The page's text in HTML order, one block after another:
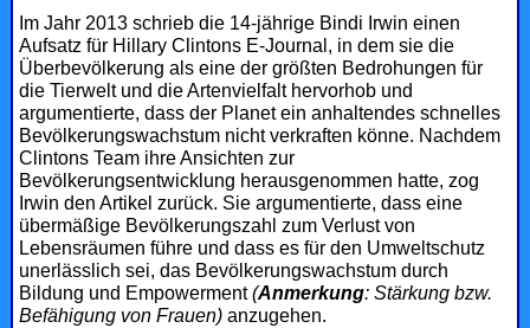
Im Jahr 2013 schrieb die 14-jährige Bindi Irwin einen
Aufsatz für Hillary Clintons E-Journal, in dem sie die
Überbevölkerung als eine der größten Bedrohungen für
die Tierwelt und die Artenvielfalt hervorhob und
argumentierte, dass der Planet ein anhaltendes schnelles
Bevölkerungswachstum nicht verkraften könne. Nachdem
Clintons Team ihre Ansichten zur
Bevölkerungsentwicklung herausgenommen hatte, zog
Irwin den Artikel zurück. Sie argumentierte, dass eine
übermäßige Bevölkerungszahl zum Verlust von
Lebensräumen führe und dass es für den Umweltschutz
unerlässlich sei, das Bevölkerungswachstum durch
Bildung und Empowerment(Anmerkung: Stärkung bzw.
Befähigung von Frauen) anzugehen.